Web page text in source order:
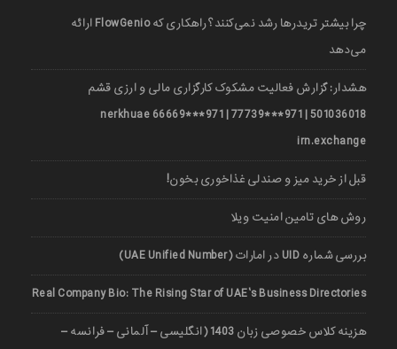
چرا بیشتر تریدرها رشد نمی‌کنند؟ راهکاری که FlowGenio ارائه
می‌دهد
هشدار: گزارش فعالیت مشکوک کارگزاری مالی و ارزی قشم
501036018 | 971***77739 | 971***66669 nerkhuae
irn.exchange
قبل از خرید میز و صندلی غذاخوری بخون!
روش های تامین امنیت ویلا
بررسی شماره UID در امارات (UAE Unified Number)
Real Company Bio: The Rising Star of UAE’s Business Directories
هزینه کلاس خصوصی زبان 1403 (انگلیسی – آلمانی – فرانسه –